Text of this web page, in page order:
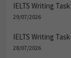
IELTS Writing
29/07/2026
IELTS Writing
28/07/2026